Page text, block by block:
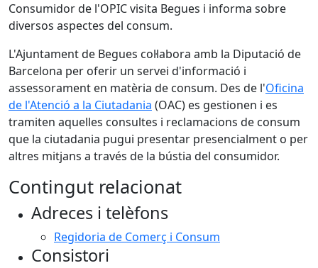
Consumidor de l'OPIC visita Begues i informa sobre
diversos aspectes del consum.
L'Ajuntament de Begues col·labora amb la Diputació de
Barcelona per oferir un servei d'informació i
assessorament en matèria de consum. Des de l'Oficina
de l'Atenció a la Ciutadania (OAC) es gestionen i es
tramiten aquelles consultes i reclamacions de consum
que la ciutadania pugui presentar presencialment o per
altres mitjans a través de la bústia del consumidor.
Contingut relacionat
Adreces i telèfons
Regidoria de Comerç i Consum
Consistori